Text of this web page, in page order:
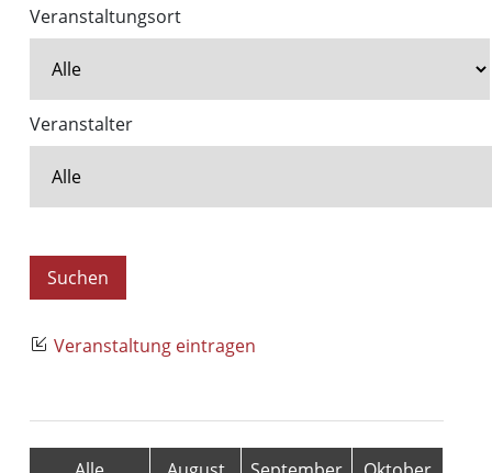
Veranstaltungsort
Veranstalter
Veranstaltung eintragen